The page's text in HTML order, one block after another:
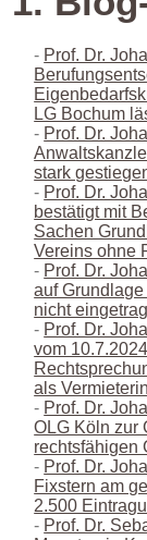
Prof. Dr.
LG Bochum
Prof. Dr.
stark
Prof. Dr.
bestätigt mit
Sachen
Vereins ohne
Prof. Dr.
auf
nicht
Prof. Dr.
vom
als
Prof. Dr.
OLG Köln zur
rechtsfähigen
Prof. Dr.
Fixstern am
2.500
Prof. Dr.